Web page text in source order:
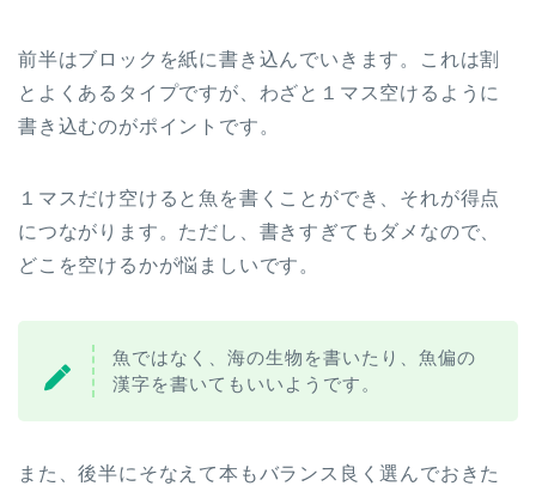
前半はブロックを紙に書き込んでいきます。これは割
とよくあるタイプですが、わざと１マス空けるように
書き込むのがポイントです。
１マスだけ空けると魚を書くことができ、それが得点
につながります。ただし、書きすぎてもダメなので、
どこを空けるかが悩ましいです。
魚ではなく、海の生物を書いたり、魚偏の
漢字を書いてもいいようです。
また、後半にそなえて本もバランス良く選んでおきた